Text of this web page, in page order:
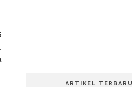
ARTIKEL TERBARU